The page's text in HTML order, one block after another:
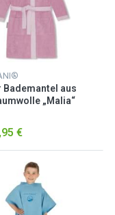
Bademantel aus
„Malia“
€